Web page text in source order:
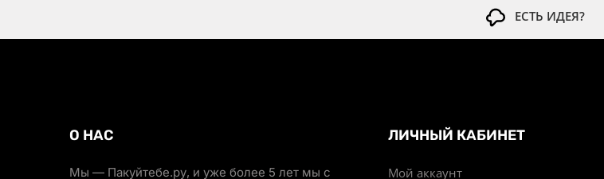
ЕСТЬ ИДЕЯ?
О НАС
Мы — Пакуйтебе.ру, и уже более 5 лет мы с
ЛИЧНЫЙ КАБИНЕТ
Мой аккаунт